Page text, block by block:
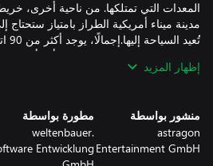
مدينة ميناء أمريكية الطراز بامتياز
لتكملها في كلتا الخريطتين، لذا تأكد أنك
شركاء مرخصين رسميين وأُعيد إنشاؤها
الأصل عن نظيرتها في الحياة الواقعية.
إظهار المزيد
منشور بواسطة
astragon
Entertainment GmbH
مطورة بواسطة
weltenbauer.
Entwicklung